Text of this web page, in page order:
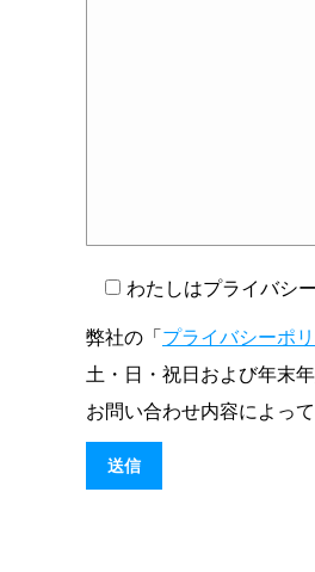
わたしはプライバシ
弊社の「 プライバシーポ
土・日・祝日および年末
お問い合わせ内容によっ